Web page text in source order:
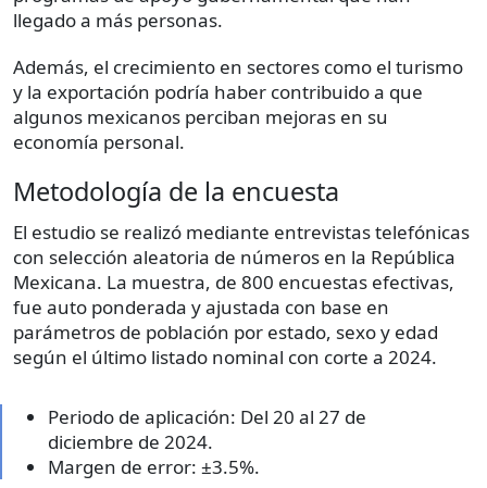
llegado a más personas.
Además, el crecimiento en sectores como el turismo
y la exportación podría haber contribuido a que
algunos mexicanos perciban mejoras en su
economía personal.
Metodología de la encuesta
El estudio se realizó mediante entrevistas telefónicas
con selección aleatoria de números en la República
Mexicana. La muestra, de 800 encuestas efectivas,
fue auto ponderada y ajustada con base en
parámetros de población por estado, sexo y edad
según el último listado nominal con corte a 2024.
Periodo de aplicación: Del 20 al 27 de
diciembre de 2024.
Margen de error: ±3.5%.